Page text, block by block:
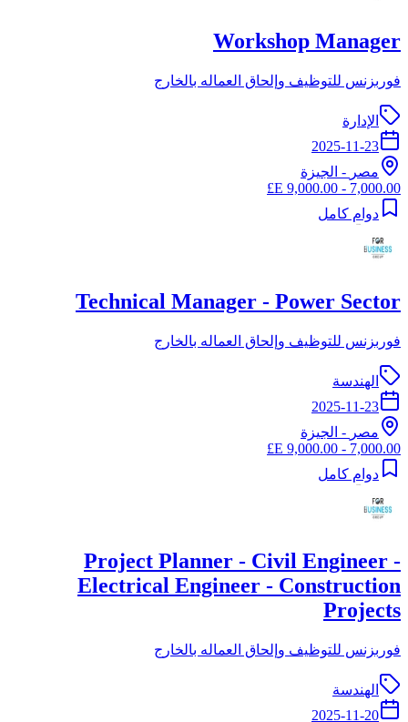
Workshop Manager
فوربزنس للتوظيف وإلحاق العماله بالخارج
الإدارة
2025-11-23
مصر - الجيزة
7,000.00 - 9,000.00 E£
دوام كامل
Technical Manager - Power Sector
فوربزنس للتوظيف وإلحاق العماله بالخارج
الهندسة
2025-11-23
مصر - الجيزة
7,000.00 - 9,000.00 E£
دوام كامل
Project Planner - Civil Engineer -
Electrical Engineer - Construction
Projects
فوربزنس للتوظيف وإلحاق العماله بالخارج
الهندسة
2025-11-20